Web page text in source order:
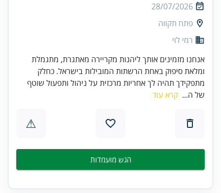
28/07/2026
פתח תקווה
רמי לוי
אנחנו מזמינים אותך ליהנות מקריירה מאתגרת, מתגמלת
ומלאת סיפוק באחת הרשתות המובילות בישראל. כחלק
מתפקידך תהיה לך אחריות מרכזית על ניהול ותפעול שוטף
של ה... קרא עוד
⚠
הגש מועמדות